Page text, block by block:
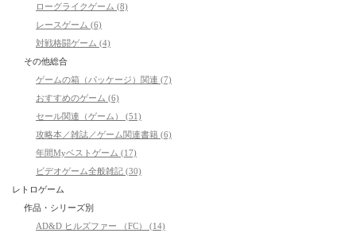
ローグライクゲーム (8)
レースゲーム (6)
対戦格闘ゲーム (4)
その他総合
ゲームの箱（パッケージ）関連 (7)
おすすめのゲーム (6)
セール関連（ゲーム） (51)
攻略本／雑誌／ゲーム関連書籍 (6)
年間Myベストゲーム (17)
ビデオゲーム全般雑記 (30)
レトロゲーム
作品・シリーズ別
AD&D ヒルズファー （FC） (14)